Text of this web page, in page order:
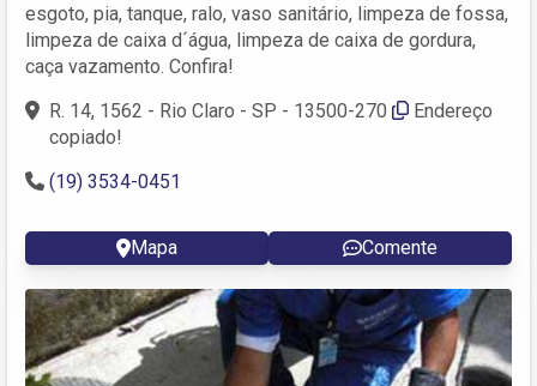
esgoto, pia, tanque, ralo, vaso sanitário, limpeza de fossa,
limpeza de caixa d´água, limpeza de caixa de gordura,
caça vazamento. Confira!
R. 14, 1562 - Rio Claro - SP - 13500-270
Endereço
copiado!
(19) 3534-0451
Mapa Comente